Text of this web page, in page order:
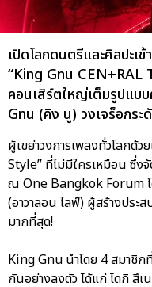
เปิดโลกดนตรีและศิลปะ
“King Gnu
คอนเสิร์ตใหญ่เต็มรูปแบบ
Gnu (คิง นู) วงเจร็อกร
ผู้เขย่าวงการเพลงทั่วโลก
Style” ที่ไม่มีใครเหมือน ซึ่ง
ณ One Bangkok Forum
(อาวาลอน ไลฟ์) ผู้สร้างประ
มากที่สุด!
King Gnu นำโดย 4 สมาชิ
กันอย่างลงตัว ได้แก่ ไดกิ สึ